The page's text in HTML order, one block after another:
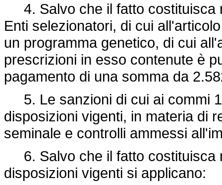
4. Salvo che il fatto costituisca
Enti selezionatori, di cui
un programma genetico, di cui
prescrizioni in esso contenute è
pagamento di una somma da
5. Le sanzioni di cui ai commi
disposizioni vigenti, in materia di
seminale e controlli ammessi
6. Salvo che il fatto costituisca
disposizioni vigenti si applicano: